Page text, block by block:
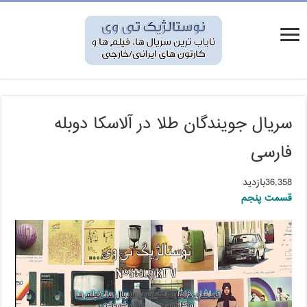
سریال جویندگان طلا در آلاسکا دوبله
فارسی
36,358بازدید
قسمت پنجم